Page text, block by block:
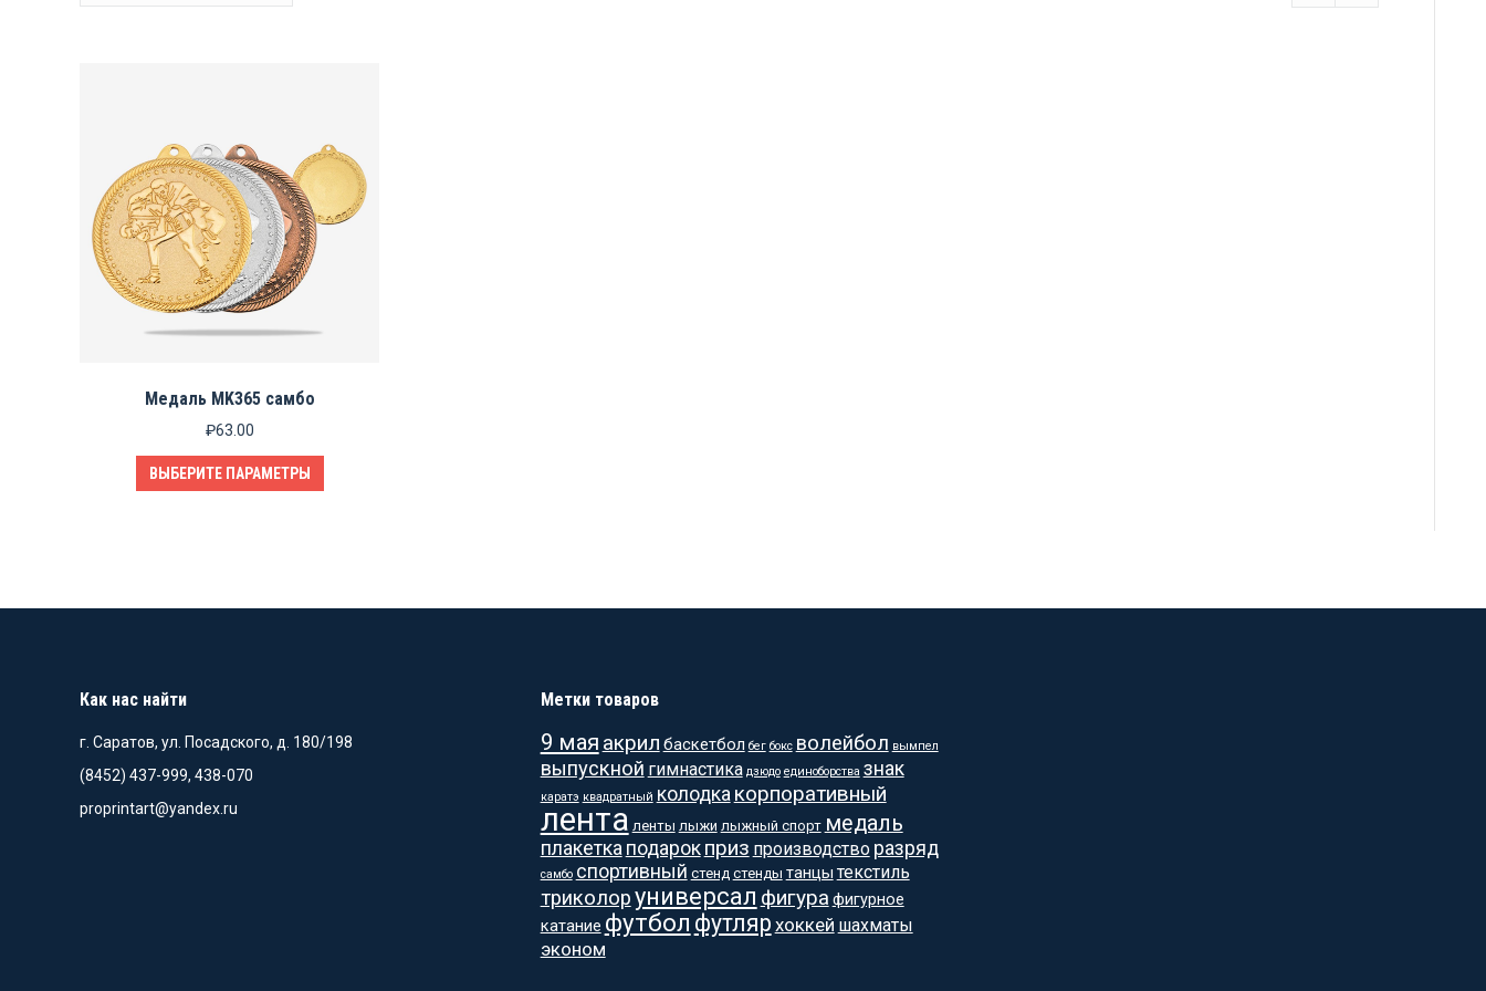
Медаль MK365 самбо
₽63.00
ВЫБЕРИТЕ ПАРАМЕТРЫ
странице
Как нас найти
г. Саратов, ул. Посадского, д. 180/198
(8452) 437-999, 438-070
proprintart@yandex.ru
Метки товаров
9 мая акрил баскетбол бег бокс волейбол вымпел
выпускной гимнастика дзюдо единоборства знак
каратэ квадратный колодка корпоративный
лента ленты лыжи лыжный спорт медаль
плакетка подарок приз производство разряд
самбо спортивный стенд стенды танцы текстиль
триколоруниверсал фигура фигурное
катание футбол футляр хоккей шахматы
эконом